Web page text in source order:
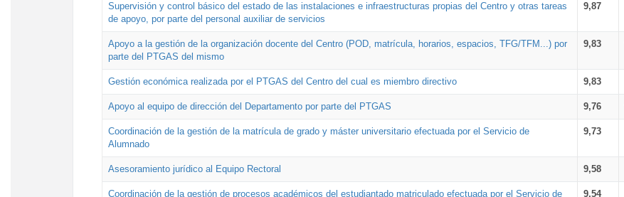
Supervisión y control básico del estado de las instalaciones e infraestructuras propias del Centro y otras tareas
de apoyo, por parte del personal auxiliar de servicios
9,87
Apoyo a la gestión de la organización docente del Centro (POD, matrícula, horarios, espacios, TFG/TFM...) por
parte del PTGAS del mismo
9,83
Gestión económica realizada por el PTGAS del Centro del cual es miembro directivo 9,83
Apoyo al equipo de dirección del Departamento por parte del PTGAS 9,76
Coordinación de la gestión de la matrícula de grado y máster universitario efectuada por el Servicio de
Alumnado
9,73
Asesoramiento jurídico al Equipo Rectoral 9,58
Coordinación de la gestión de procesos académicos del estudiantado matriculado efectuada por el Servicio de
9,54